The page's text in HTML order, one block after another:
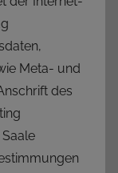
Meta- und
des